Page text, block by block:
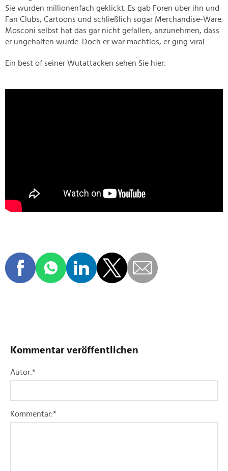
Sie wurden millionenfach geklickt. Es gab Foren über ihn und
Fan Clubs, Cartoons und schließlich sogar Merchandise-Ware.
Mosconi selbst hat das gar nicht gefallen, anzunehmen, dass
er ungehalten wurde. Doch er war machtlos, er ging viral.
Ein best of seiner Wutattacken sehen Sie hier:
Kommentar veröffentlichen
Autor:*
Kommentar:*